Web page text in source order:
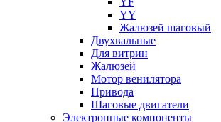
YY
Жалюзей шаговый
Двухвальные
Для витрин
Жалюзей
Мотор венилятора
Привода
Шаговые двигатели
Электронные компоненты